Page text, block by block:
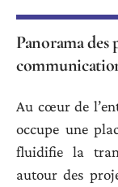
Panorama
Au cœur de
occupe une
fluidifie la
autour des